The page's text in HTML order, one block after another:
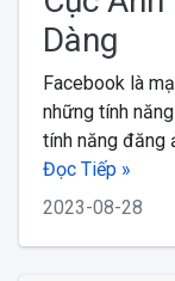
Dàng
Facebook là
những tính
tính năng đăng
Đọc Tiếp »
2023-08-28